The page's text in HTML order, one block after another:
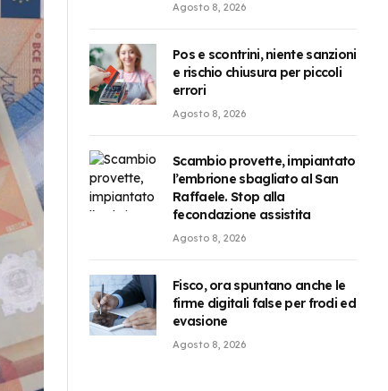
Agosto 8, 2026
Pos e scontrini, niente sanzioni
e rischio chiusura per piccoli
errori
Agosto 8, 2026
Scambio provette, impiantato
l’embrione sbagliato al San
Raffaele. Stop alla
fecondazione assistita
Agosto 8, 2026
Fisco, ora spuntano anche le
firme digitali false per frodi ed
evasione
Agosto 8, 2026